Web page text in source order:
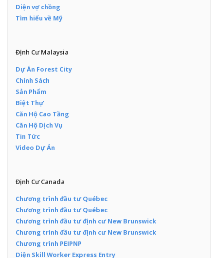
Diện vợ chồng
Tìm hiểu về Mỹ
Định Cư Malaysia
Dự Án Forest City
Chính Sách
Sản Phẩm
Biệt Thự
Căn Hộ Cao Tầng
Căn Hộ Dịch Vụ
Tin Tức
Video Dự Án
Định Cư Canada
Chương trình đầu tư Québec
Chương trình đầu tư Québec
Chương trình đầu tư định cư New Brunswick
Chương trình đầu tư định cư New Brunswick
Chương trình PEIPNP
Diện Skill Worker Express Entry